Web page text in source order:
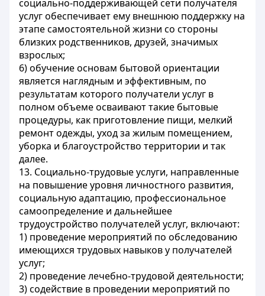
социально-поддерживающей сети получателя
услуг обеспечивает ему внешнюю поддержку на
этапе самостоятельной жизни со стороны
близких родственников, друзей, значимых
взрослых;
6) обучение основам бытовой ориентации
является наглядным и эффективным, по
результатам которого получатели услуг в
полном объеме осваивают такие бытовые
процедуры, как приготовление пищи, мелкий
ремонт одежды, уход за жилым помещением,
уборка и благоустройство территории и так
далее.
13. Социально-трудовые услуги, направленные
на повышение уровня личностного развития,
социальную адаптацию, профессиональное
самоопределение и дальнейшее
трудоустройство получателей услуг, включают:
1) проведение мероприятий по обследованию
имеющихся трудовых навыков у получателей
услуг;
2) проведение лечебно-трудовой деятельности;
3) содействие в проведении мероприятий по